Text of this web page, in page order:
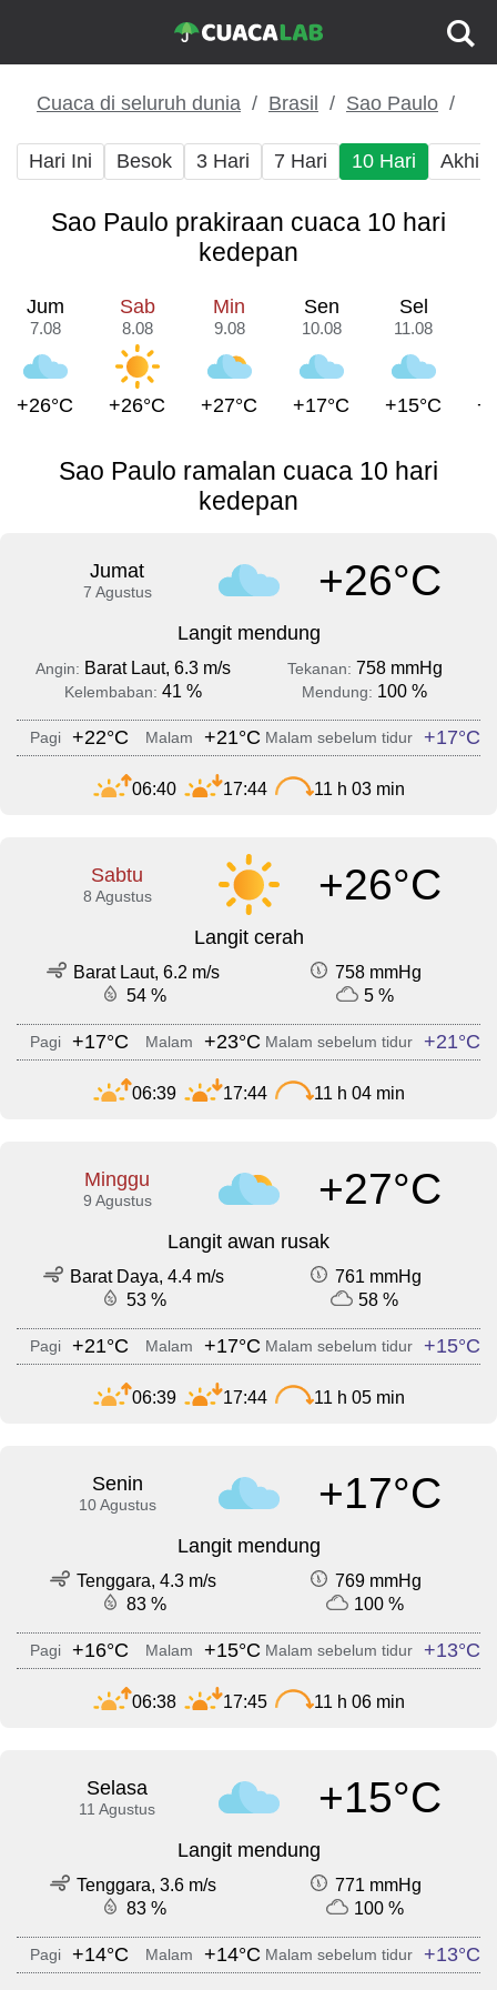
Cuaca di seluruh dunia Brasil Sao Paulo
Hari Ini Besok 3 Hari 7 Hari 10 Hari Akhir
Sao Paulo prakiraan cuaca 10 hari
kedepan
Jum
7.08
+26°C
Sab
8.08
+26°C
Min
9.08
+27°C
Sen
10.08
+17°C
Sel
11.08
+15°C
Sao Paulo ramalan cuaca 10 hari
kedepan
Jumat
7 Agustus +26°C
Langit mendung
Angin: Barat Laut, 6.3 m/s Tekanan: 758 mmHg
Kelembaban: 41 % Mendung: 100 %
Pagi +22°C Malam +21°C Malam sebelum tidur +17°C
06:40 17:44 11 h 03 min
Sabtu
8 Agustus +26°C
Langit cerah
Barat Laut, 6.2 m/s
758 mmHg
54 %
5 %
Pagi +17°C Malam +23°C Malam sebelum tidur +21°C
06:39 17:44 11 h 04 min
Minggu
9 Agustus +27°C
Langit awan rusak
Barat Daya, 4.4 m/s
761 mmHg
53 %
58 %
Pagi +21°C Malam +17°C Malam sebelum tidur +15°C
06:39 17:44 11 h 05 min
Senin
10 Agustus +17°C
Langit mendung
Tenggara, 4.3 m/s
769 mmHg
83 %
100 %
Pagi +16°C Malam +15°C Malam sebelum tidur +13°C
06:38 17:45 11 h 06 min
Selasa
11 Agustus +15°C
Langit mendung
Tenggara, 3.6 m/s
771 mmHg
83 %
100 %
Pagi +14°C Malam +14°C Malam sebelum tidur +13°C